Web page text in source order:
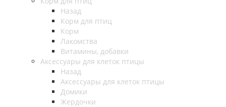
Назад
Корм для птиц
Корм
Лакомства
Витамины, добавки
Аксессуары для клеток птицы
Назад
Аксессуары для клеток птицы
Домики
Жердочки